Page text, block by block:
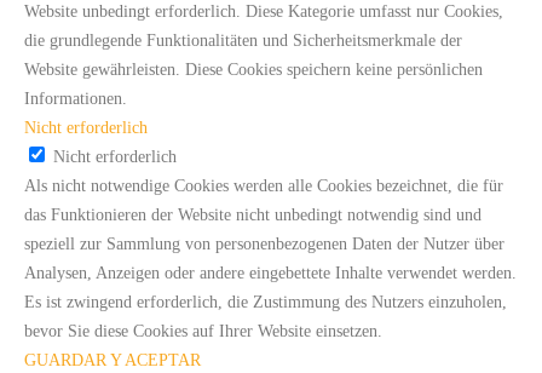
Website unbedingt erforderlich. Diese Kategorie umfasst nur Cookies,
die grundlegende Funktionalitäten und Sicherheitsmerkmale der
Website gewährleisten. Diese Cookies speichern keine persönlichen
Informationen.
Nicht erforderlich
Nicht erforderlich
Als nicht notwendige Cookies werden alle Cookies bezeichnet, die für
das Funktionieren der Website nicht unbedingt notwendig sind und
speziell zur Sammlung von personenbezogenen Daten der Nutzer über
Analysen, Anzeigen oder andere eingebettete Inhalte verwendet werden.
Es ist zwingend erforderlich, die Zustimmung des Nutzers einzuholen,
bevor Sie diese Cookies auf Ihrer Website einsetzen.
GUARDAR Y ACEPTAR